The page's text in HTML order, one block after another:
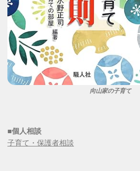
向山家の子育て
■個人相談
子育て・保護者相談